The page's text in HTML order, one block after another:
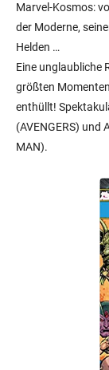
Marvel-Kosmos:
der Moderne,
Helden …
Eine unglaubliche
größten
enthüllt!
(AVENGERS) und
MAN).